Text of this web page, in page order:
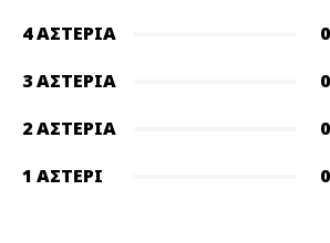
4 ΑΣΤΈΡΙΑ
0
3 ΑΣΤΈΡΙΑ
0
2 ΑΣΤΈΡΙΑ
0
1 ΑΣΤΈΡΙ
0